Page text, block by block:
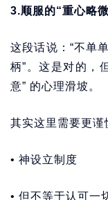
3.顺服的“重心略
这段话说：“不单
柄”。这是对的，
意” 的心理滑坡。
其实这里需要更谨
• 神设立制度
• 但不等于认可一